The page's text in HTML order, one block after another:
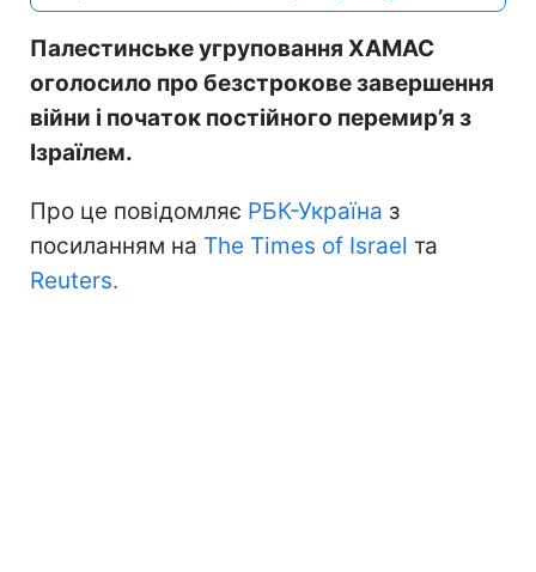
Палестинське угруповання ХАМАС
оголосило про безстрокове завершення
війни і початок постійного перемир’я з
Ізраїлем.
Про це повідомляє РБК-Україна з
посиланням на The Times of Israel та
Reuters.